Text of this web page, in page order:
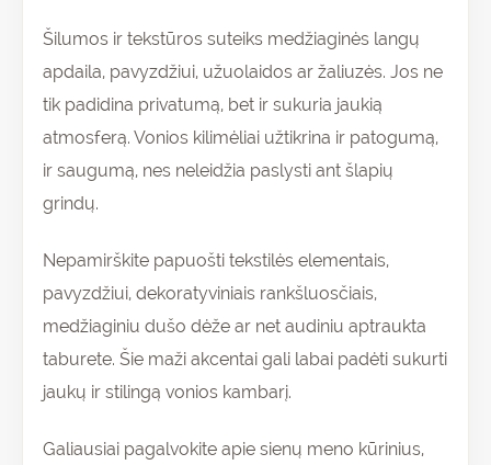
Šilumos ir tekstūros suteiks medžiaginės langų
apdaila, pavyzdžiui, užuolaidos ar žaliuzės. Jos ne
tik padidina privatumą, bet ir sukuria jaukią
atmosferą. Vonios kilimėliai užtikrina ir patogumą,
ir saugumą, nes neleidžia paslysti ant šlapių
grindų.
Nepamirškite papuošti tekstilės elementais,
pavyzdžiui, dekoratyviniais rankšluosčiais,
medžiaginiu dušo dėže ar net audiniu aptraukta
taburete. Šie maži akcentai gali labai padėti sukurti
jaukų ir stilingą vonios kambarį.
Galiausiai pagalvokite apie sienų meno kūrinius,